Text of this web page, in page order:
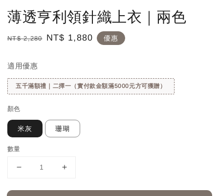
薄透亨利領針織上衣｜兩色
Regular
NT$ 2,280
Sale
NT$ 1,880 優惠
適用優惠
五千滿額禮｜二擇一（實付款金額滿5000元方可獲贈）
顏色
米灰 珊瑚
數量